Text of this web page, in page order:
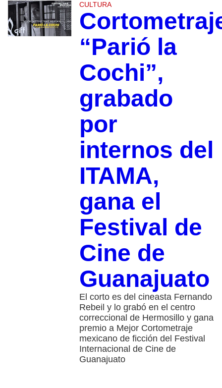
CULTURA
“Parió la
Cochi”,
grabado
por
internos del
ITAMA,
gana el
Festival de
Cine de
Guanajuato
El corto es del cineasta Fernando
Rebeil y lo grabó en el centro
correccional de Hermosillo y gana
premio a Mejor Cortometraje
mexicano de ficción del Festival
Internacional de Cine de
Guanajuato